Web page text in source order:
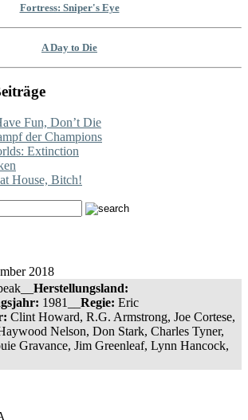
Fortress: Sniper's Eye
A Day to Die
Fun, Don’t Die
der Champions
Extinction
House, Bitch!
2018
Herstellungsland:
1981__ Regie: Eric
Clint Howard, R.G. Armstrong, Joe Cortese,
Nelson, Don Stark, Charles Tyner,
Gravance, Jim Greenleaf, Lynn Hancock,